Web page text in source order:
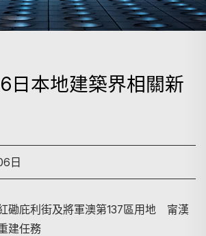
日本地建築界相關新
日
磡庇利街及將軍澳第137區用地 甯漢
建任務